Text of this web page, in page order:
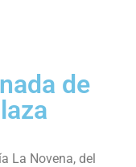
de
La Novena, del